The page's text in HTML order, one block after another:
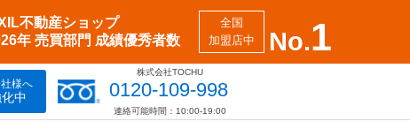
No.1
全国
加盟店中
不動産ショップ
年 売買部門 成績優秀者数
様へ
中
株式会社TOCHU
0120-109-998
連絡可能時間：10:00-19:00